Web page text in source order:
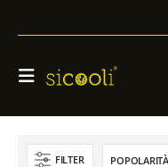
FILTER